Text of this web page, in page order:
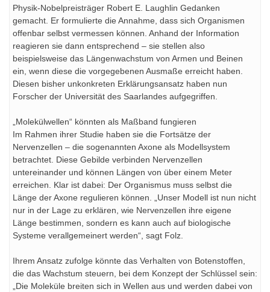
Physik-Nobelpreisträger Robert E. Laughlin Gedanken
gemacht. Er formulierte die Annahme, dass sich Organismen
offenbar selbst vermessen können. Anhand der Information
reagieren sie dann entsprechend – sie stellen also
beispielsweise das Längenwachstum von Armen und Beinen
ein, wenn diese die vorgegebenen Ausmaße erreicht haben.
Diesen bisher unkonkreten Erklärungsansatz haben nun
Forscher der Universität des Saarlandes aufgegriffen.
„Molekülwellen“ könnten als Maßband fungieren
Im Rahmen ihrer Studie haben sie die Fortsätze der
Nervenzellen – die sogenannten Axone als Modellsystem
betrachtet. Diese Gebilde verbinden Nervenzellen
untereinander und können Längen von über einem Meter
erreichen. Klar ist dabei: Der Organismus muss selbst die
Länge der Axone regulieren können. „Unser Modell ist nun nicht
nur in der Lage zu erklären, wie Nervenzellen ihre eigene
Länge bestimmen, sondern es kann auch auf biologische
Systeme verallgemeinert werden“, sagt Folz.
Ihrem Ansatz zufolge könnte das Verhalten von Botenstoffen,
die das Wachstum steuern, bei dem Konzept der Schlüssel sein:
„Die Moleküle breiten sich in Wellen aus und werden dabei von